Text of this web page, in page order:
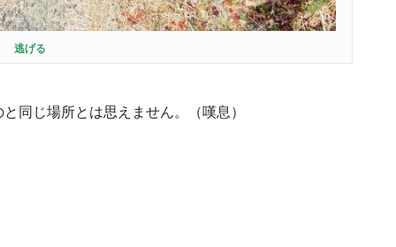
逃げる
同じ場所とは思えません。（嘆息）